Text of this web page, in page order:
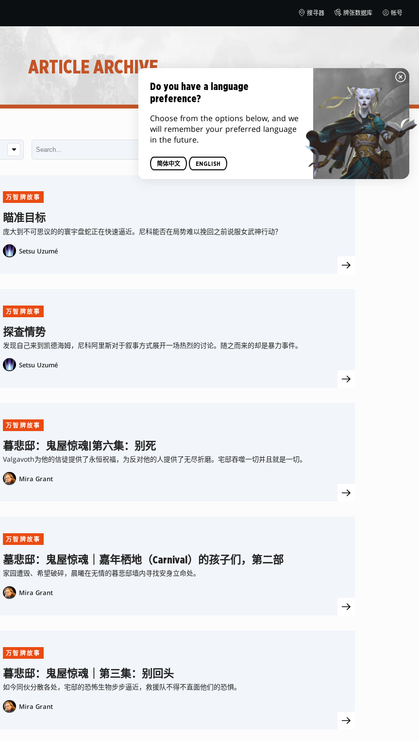
搜寻器 牌张数据库 帐号
ARTICLE ARCHIVE
排序方式
万智牌故事
瞄准目标
庞大到不可思议的的寰宇盘蛇正在快速逼近。尼科能否在局势难以挽回之前说服女武神行动？
Setsu Uzumé
万智牌故事
探查情势
发现自己来到凯德海姆，尼科阿里斯对于叙事方式展开一场热烈的讨论。随之而来的却是暴力事件。
Setsu Uzumé
万智牌故事
暮悲邸：鬼屋惊魂|第六集：别死
Valgavoth为他的信徒提供了永恒祝福，为反对他的人提供了无尽折磨。宅邸吞噬一切并且就是一切。
Mira Grant
万智牌故事
墓悲邸：鬼屋惊魂｜嘉年栖地（Carnival）的孩子们，第二部
家园遭毁、希望破碎，晨曦在无情的暮悲邸墙内寻找安身立命处。
Mira Grant
万智牌故事
暮悲邸：鬼屋惊魂｜第三集：别回头
如今同伙分散各处，宅邸的恐怖生物步步逼近，救援队不得不直面他们的恐惧。
Mira Grant
Do you have a language
preference?
Choose from the options below, and we
will remember your preferred language
in the future.
简体中文 ENGLISH